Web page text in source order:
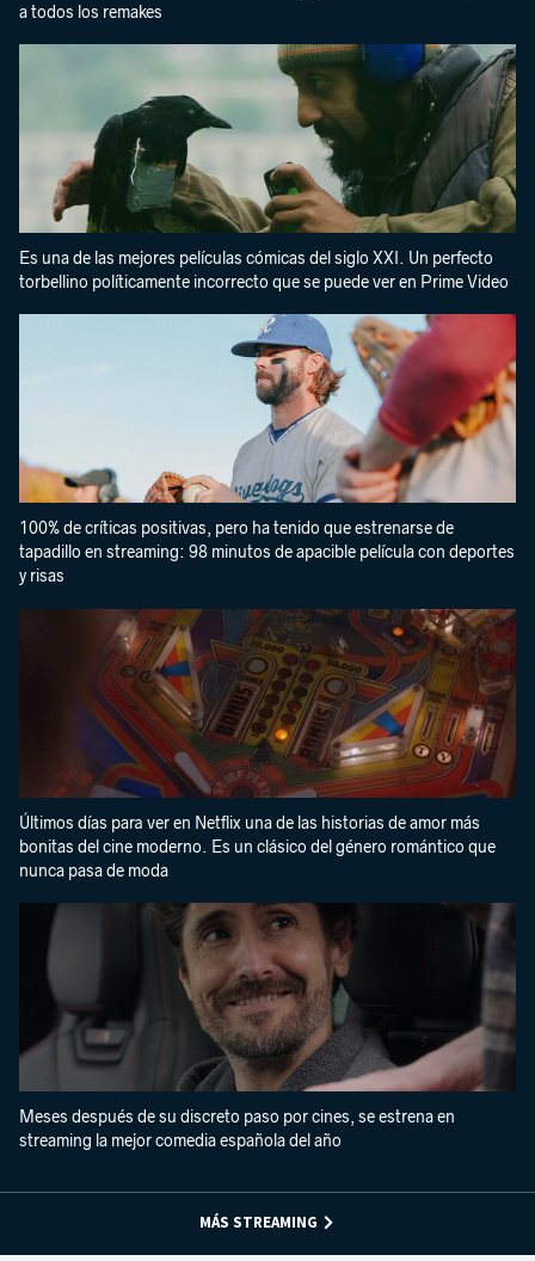
a todos los remakes
Es una de las mejores películas cómicas del siglo XXI. Un perfecto
torbellino políticamente incorrecto que se puede ver en Prime Video
100% de críticas positivas, pero ha tenido que estrenarse de
tapadillo en streaming: 98 minutos de apacible película con deportes
y risas
Últimos días para ver en Netflix una de las historias de amor más
bonitas del cine moderno. Es un clásico del género romántico que
nunca pasa de moda
Meses después de su discreto paso por cines, se estrena en
streaming la mejor comedia española del año
MÁS STREAMING